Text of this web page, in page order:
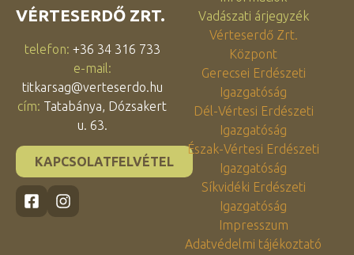
VÉRTESERDŐ ZRT.
telefon: +36 34 316 733
e-mail:
titkarsag@verteserdo.hu
cím: Tatabánya, Dózsakert
u. 63.
KAPCSOLATFELVÉTEL
Vadászati árjegyzék
Vérteserdő Zrt.
Központ
Gerecsei Erdészeti
Igazgatóság
Dél-Vértesi Erdészeti
Igazgatóság
Észak-Vértesi Erdészeti
Igazgatóság
Síkvidéki Erdészeti
Igazgatóság
Impresszum
Adatvédelmi tájékoztató